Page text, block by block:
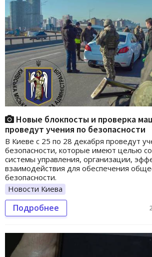
Новые блокпосты и проверка
проведут учения по безопасности
В Киеве с 25 по 28 декабря проведут
безопасности, которые имеют целью
системы управления, организации,
взаимодействия для обеспечения
безопасности.
Новости Киева
Подробнее